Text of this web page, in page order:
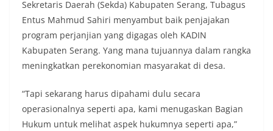
Sekretaris Daerah (Sekda) Kabupaten Serang, Tubagus
Entus Mahmud Sahiri menyambut baik penjajakan
program perjanjian yang digagas oleh KADIN
Kabupaten Serang. Yang mana tujuannya dalam rangka
meningkatkan perekonomian masyarakat di desa.
“Tapi sekarang harus dipahami dulu secara
operasionalnya seperti apa, kami menugaskan Bagian
Hukum untuk melihat aspek hukumnya seperti apa,”